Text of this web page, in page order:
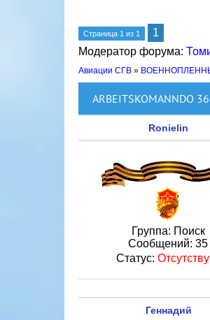
Страница 1 из 1
1
Модератор форума:
Авиации СГВ »
ARBEITSKOMANNDO
Ronielin
Группа: Поиск
Сообщений: 35
Статус:
Геннадий